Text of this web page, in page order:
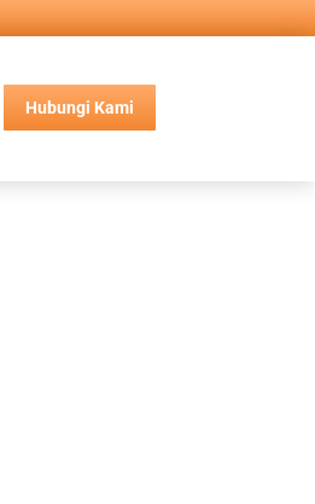
Hubungi Kami